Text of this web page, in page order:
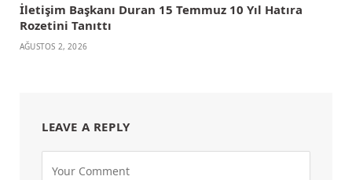
İletişim Başkanı Duran 15 Temmuz 10 Yıl Hatıra
Rozetini Tanıttı
AĞUSTOS 2, 2026
LEAVE A REPLY